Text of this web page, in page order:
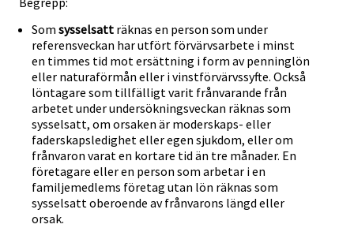
Som sysselsatt räknas en person som under
referensveckan har utfört förvärvsarbete i minst
en timmes tid mot ersättning i form av penninglön
eller naturaförmån eller i vinstförvärvssyfte. Också
löntagare som tillfälligt varit frånvarande från
arbetet under undersökningsveckan räknas som
sysselsatt, om orsaken är moderskaps- eller
faderskapsledighet eller egen sjukdom, eller om
frånvaron varat en kortare tid än tre månader. En
företagare eller en person som arbetar i en
familjemedlems företag utan lön räknas som
sysselsatt oberoende av frånvarons längd eller
orsak.